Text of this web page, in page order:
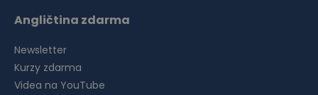
Angličtina zdarma
Newsletter
Kurzy zdarma
Videa na YouTube